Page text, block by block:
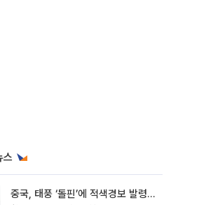
스
중국, 태풍 ‘돌핀’에 적색경보 발령…